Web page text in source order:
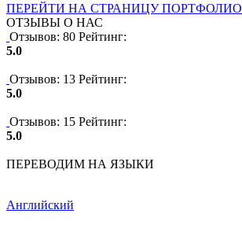
ПЕРЕЙТИ НА СТРАНИЦУ ПОРТФОЛИО
ОТЗЫВЫ О НАС
Отзывов: 80 Рейтинг:
5.0
Отзывов: 13 Рейтинг:
5.0
Отзывов: 15 Рейтинг:
5.0
ПЕРЕВОДИМ НА ЯЗЫКИ
Английский